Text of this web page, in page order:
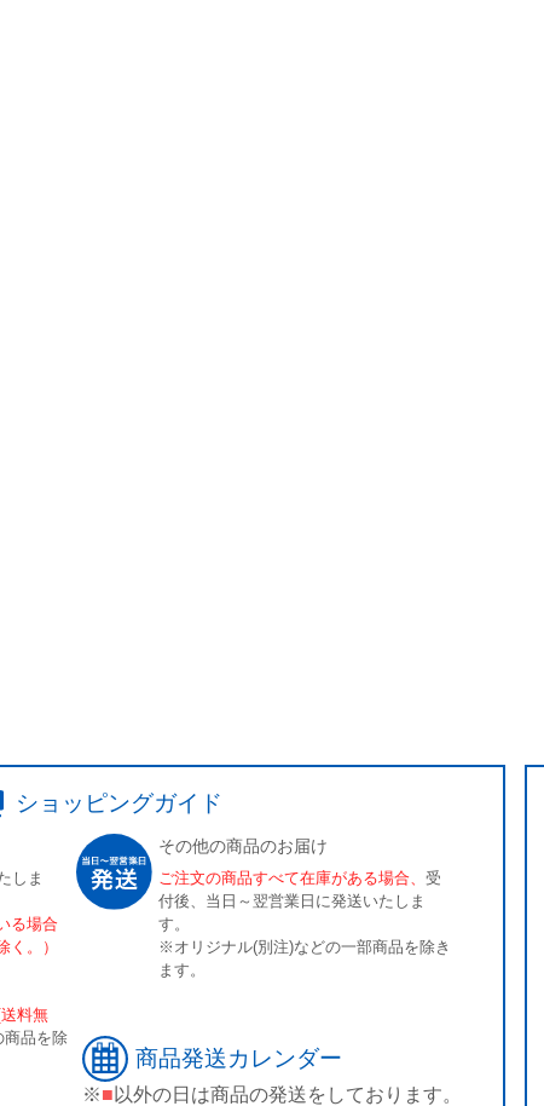
ショッピングガイド
しま
る場合
。）
料無
品を除
その他の商品のお届け
ご注文の商品すべて在庫がある場合、 受
付後、当日～翌営業日に発送いたしま
す。
※オリジナル(別注)などの一部商品を除き
ます。
商品発送カレンダー
※■ 以外の日は商品の発送をしております。